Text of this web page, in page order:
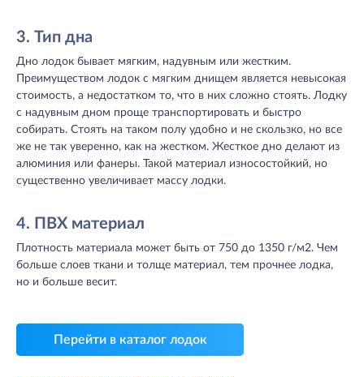
3. Тип дна
Дно лодок бывает мягким, надувным или жестким.
Преимуществом лодок с мягким днищем является невысокая
стоимость, а недостатком то, что в них сложно стоять. Лодку
с надувным дном проще транспортировать и быстро
собирать. Стоять на таком полу удобно и не скользко, но все
же не так уверенно, как на жестком. Жесткое дно делают из
алюминия или фанеры. Такой материал износостойкий, но
существенно увеличивает массу лодки.
4. ПВХ материал
Плотность материала может быть от 750 до 1350 г/м2. Чем
больше слоев ткани и толще материал, тем прочнее лодка,
но и больше весит.
Перейти в каталог лодок